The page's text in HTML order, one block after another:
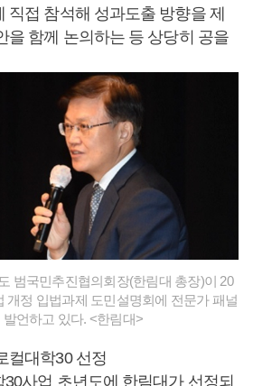
직접 참석해 성과도출 방향을 제
을 함께 논의하는 등 상당히 공을
범국민추진협의회장(한림대 총장)이 20
개정 입법과제 도민설명회에 전문가 패널
언하고 있다. <한림대>
컬대학30 선정
사업 초년도에 한림대가 선정되